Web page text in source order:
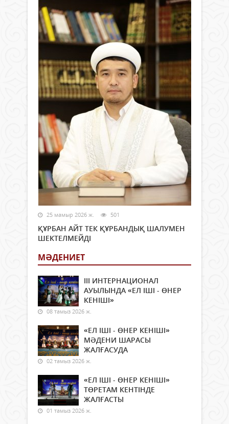
25 мамыр 2026 ж. 501
ҚҰРБАН АЙТ ТЕК ҚҰРБАНДЫҚ ШАЛУМЕН
ШЕКТЕЛМЕЙДІ
МӘДЕНИЕТ
ІІІ ИНТЕРНАЦИОНАЛ
АУЫЛЫНДА «ЕЛ ІШІ - ӨНЕР
КЕНІШІ»
08 тамыз 2026 ж.
«ЕЛ ІШІ - ӨНЕР КЕНІШІ»
МӘДЕНИ ШАРАСЫ
ЖАЛҒАСУДА
02 тамыз 2026 ж.
«ЕЛ ІШІ - ӨНЕР КЕНІШІ»
ТӨРЕТАМ КЕНТІНДЕ
ЖАЛҒАСТЫ
01 тамыз 2026 ж.